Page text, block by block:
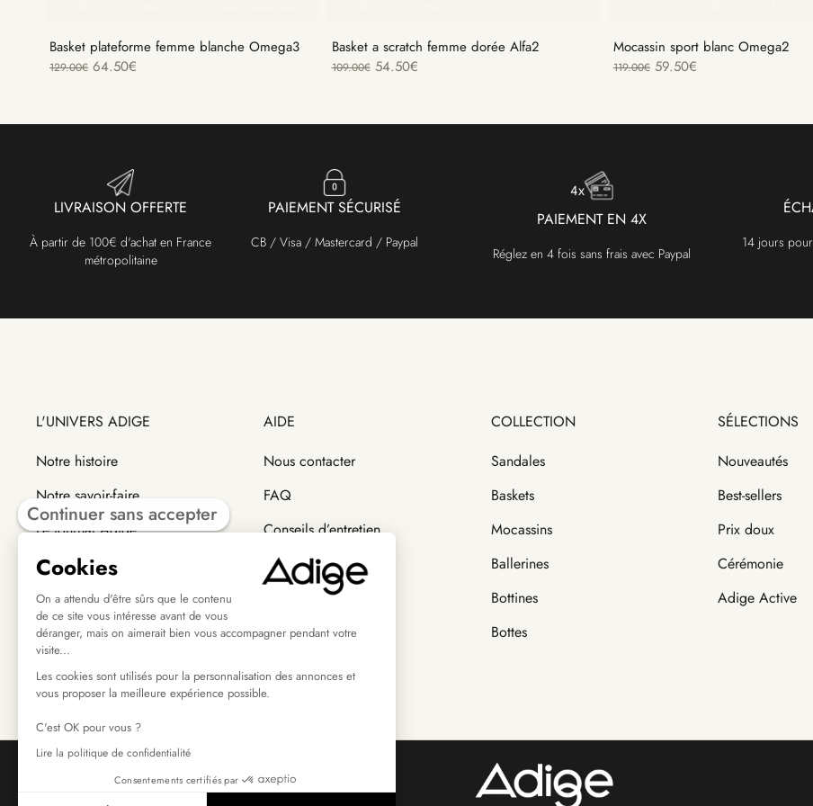
Basket plateforme femme blanche Omega3
129.00€ 64.50€
Basket a scratch femme dorée Alfa2
109.00€ 54.50€
Mocassin sport blanc Omega2
119.00€ 59.50€
LIVRAISON OFFERTE
À partir de 100€ d'achat en France
métropolitaine
PAIEMENT SÉCURISÉ
CB / Visa / Mastercard / Paypal
PAIEMENT EN 4X
Réglez en 4 fois sans frais avec Paypal
14 jours
L'UNIVERS ADIGE
Notre histoire
Notre savoir-faire
Le journal Adige
Trouver un revendeur
AIDE
Nous contacter
FAQ
Conseils d’entretien
Modes de livraison
Retour et échange
COLLECTION
Sandales
Baskets
Mocassins
Ballerines
Bottines
Bottes
SÉLECTIONS
Nouveautés
Best-sellers
Prix doux
Cérémonie
Adige Active
Continuer sans accepter
Cookies
On a attendu d'être sûrs que le contenu
de ce site vous intéresse avant de vous
déranger, mais on aimerait bien vous accompagner pendant votre
visite...
Les cookies sont utilisés pour la personnalisation des annonces et
vous proposer la meilleure expérience possible.
C'est OK pour vous ?
Lire la politique de confidentialité
Consentements certifiés par